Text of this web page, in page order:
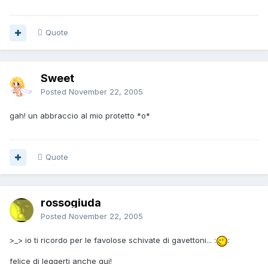
Quote
Sweet
Posted November 22, 2005
gah! un abbraccio al mio protetto *o*
Quote
rossogiuda
Posted November 22, 2005
>_> io ti ricordo per le favolose schivate di gavettoni... : :
felice di leggerti anche qui!